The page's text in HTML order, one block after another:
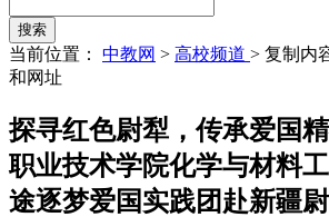
当前位置： 中教网 > 高校频道 > 复制内
和网址
探寻红色尉犁，传承爱国
职业技术学院化学与材料
途逐梦爱国实践团赴新疆